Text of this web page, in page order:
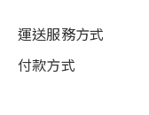
運送服務方式
付款方式